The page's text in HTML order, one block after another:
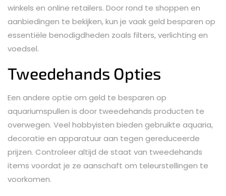
winkels en online retailers. Door rond te shoppen en
aanbiedingen te bekijken, kun je vaak geld besparen op
essentiële benodigdheden zoals filters, verlichting en
voedsel.
Tweedehands Opties
Een andere optie om geld te besparen op
aquariumspullen is door tweedehands producten te
overwegen. Veel hobbyisten bieden gebruikte aquaria,
decoratie en apparatuur aan tegen gereduceerde
prijzen. Controleer altijd de staat van tweedehands
items voordat je ze aanschaft om teleurstellingen te
voorkomen.